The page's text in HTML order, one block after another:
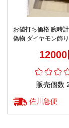
お値打ち価格 腕時
偽物 ダイヤモン飾
ラ シルバー12000
販売個数
佐川急便